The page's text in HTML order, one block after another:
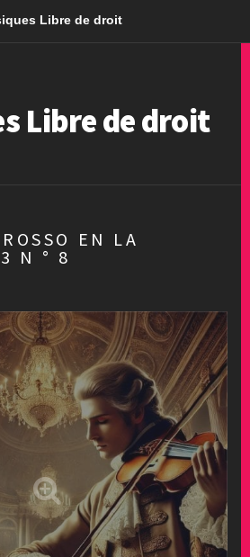
Libre de droit
Libre de droit
EN LA
N ° 8